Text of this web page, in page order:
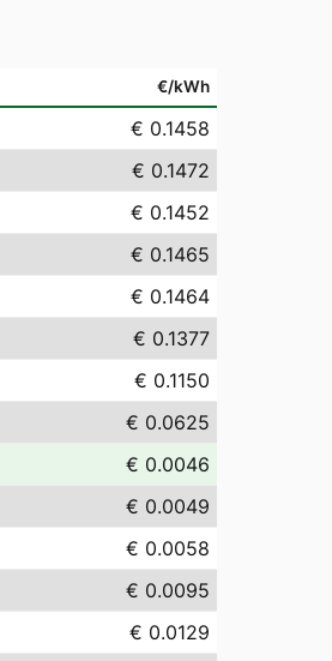
€/kWh
€ 0.1458
€ 0.1472
€ 0.1452
€ 0.1465
€ 0.1464
€ 0.1377
€ 0.1150
€ 0.0625
€ 0.0046
€ 0.0049
€ 0.0058
€ 0.0095
€ 0.0129